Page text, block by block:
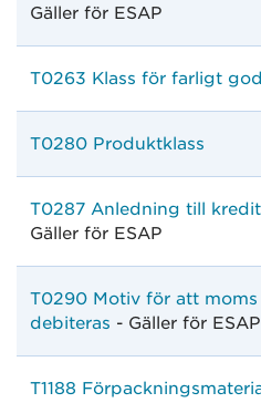
Gäller för ESAP
T0263 Klass för farligt
T0280 Produktklass
T0287 Anledning till
Gäller för ESAP
T0290 Motiv för att
debiteras - Gäller för ESAP
T1188